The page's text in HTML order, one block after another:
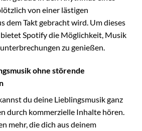
von einer lästigen
dem Takt gebracht wird. Um dieses
bietet Spotify die Möglichkeit, Musik
zu genießen.
ohne störende
du deine Lieblingsmusik ganz
durch kommerzielle Inhalte hören.
mehr, die dich aus deinem